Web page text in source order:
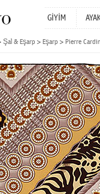
GİYİM
Şal & Eşarp Eşarp Pierre